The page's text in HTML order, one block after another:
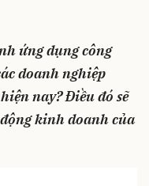
ứng dụng công
doanh nghiệp
nay? Điều đó sẽ
kinh doanh của